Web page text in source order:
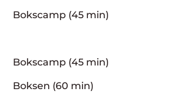
Bokscamp (45 min)
Bokscamp (45 min)
Boksen (60 min)